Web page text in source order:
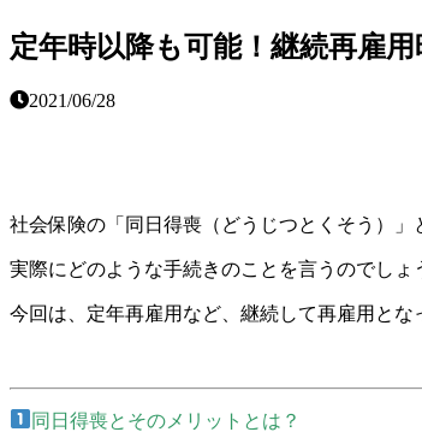
定年時以降も可能！継続再雇
2021/06/28
社会保険の「同日得喪（どうじつとくそう）
実際にどのような手続きのことを言うのでし
今回は、定年再雇用など、継続して再雇用とな
同日得喪とそのメリットとは？